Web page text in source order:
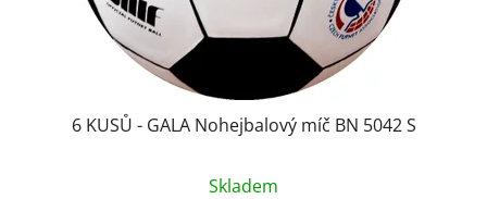
6 KUSŮ - GALA Nohejbalový míč BN 5042 S
Skladem